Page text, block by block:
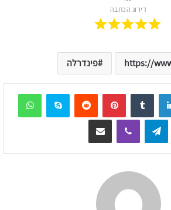
דירוג הכתבה
https:// פינדרלה
LinkedIn
Tumblr
Pinterest
Reddit
Skype
Telegram
Viber שיתוף דרך המייל